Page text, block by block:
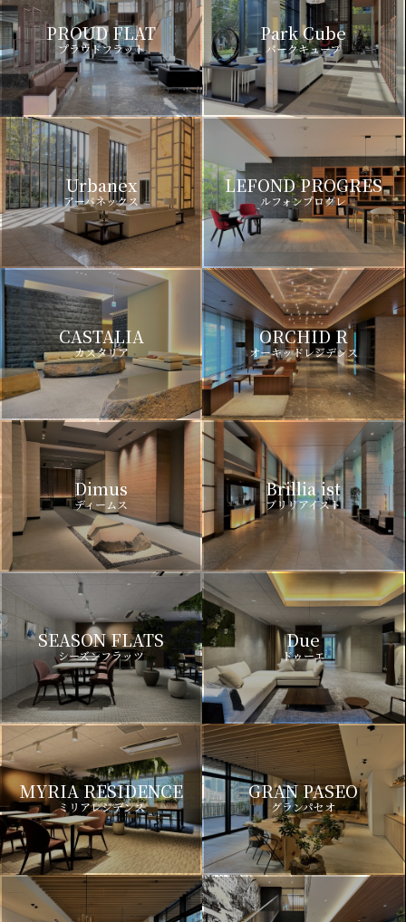
PROUD FLAT
プラウドフラット
Park Cube
パークキューブ
Urbanex
アーバネックス
LEFOND PROGRES
ルフォンプログレ
CASTALIA
カスタリア
ORCHID R
オーキッドレジデンス
Dimus
ディームス
Brillia ist
ブリリアイスト
SEASON FLATS
シーズンフラッツ
Due
ドゥーエ
MYRIA RESIDENCE
ミリアレジデンス
GRAN PASEO
グランパセオ